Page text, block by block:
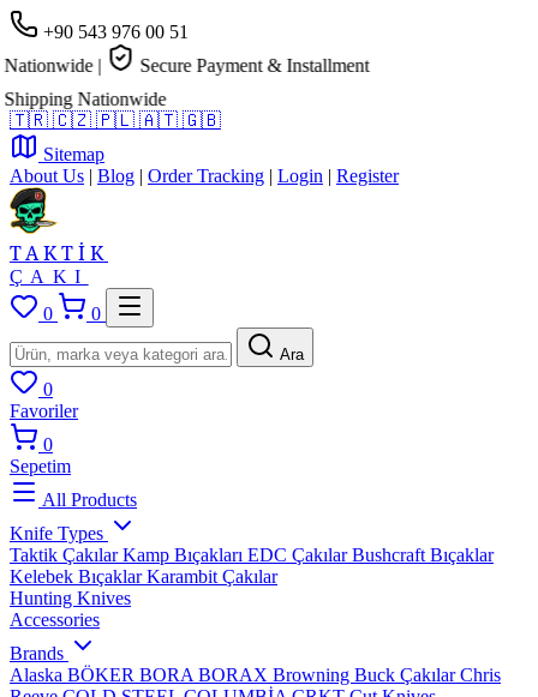
+90 543 976 00 51
|
Secure Payment & Installment
Nationwide
🇹🇷 🇨🇿 🇵🇱 🇦🇹 🇬🇧
Sitemap
About Us | Blog | Order Tracking | Login | Register
TAKTİK
ÇAKI
0
0
Ara
0
Favoriler
0
Sepetim
All Products
Knife Types
Taktik ÇakılarKamp Bıçakları EDC ÇakılarBushcraft Bıçaklar
Kelebek BıçaklarKarambit Çakılar
Hunting Knives
Accessories
Brands
Alaska BÖKER BORA BORAX Browning Buck ÇakılarChris